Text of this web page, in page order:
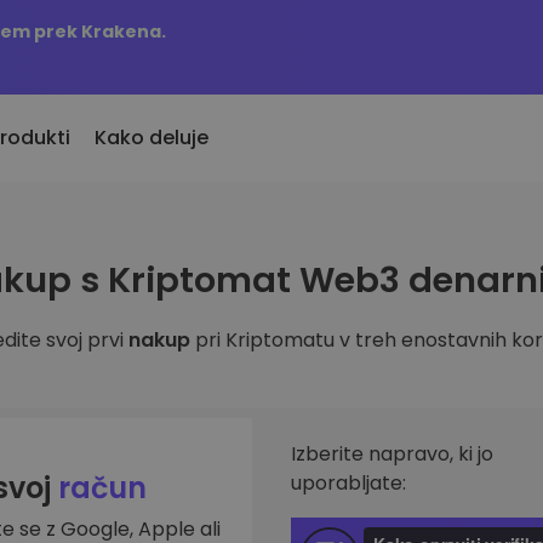
prek Krakena.
dodani
dodane kriptovalute
bi kupil 100 EUR…
KriptoEarn
Zaslužite nagrade s svojim
Trezor
Redno načrtovane naložbe (DCA)
Opozorila o
Ažurne
Raziščite
Pametni
učinkovitost
Kako deluje
s Kriptomat Web3
svoj prvi nakuppri Kriptomatu v treh enostavnih
račun
se z Google, Apple ali
Izberite napravo, ki jo
uporabljate: